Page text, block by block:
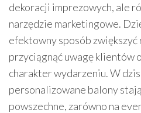
dekoracji imprezowych, ale
narzędzie marketingowe.
efektowny sposób zwiększyć
przyciągnąć uwagę klientów
charakter wydarzeniu. W
personalizowane balony
powszechne, zarówno na